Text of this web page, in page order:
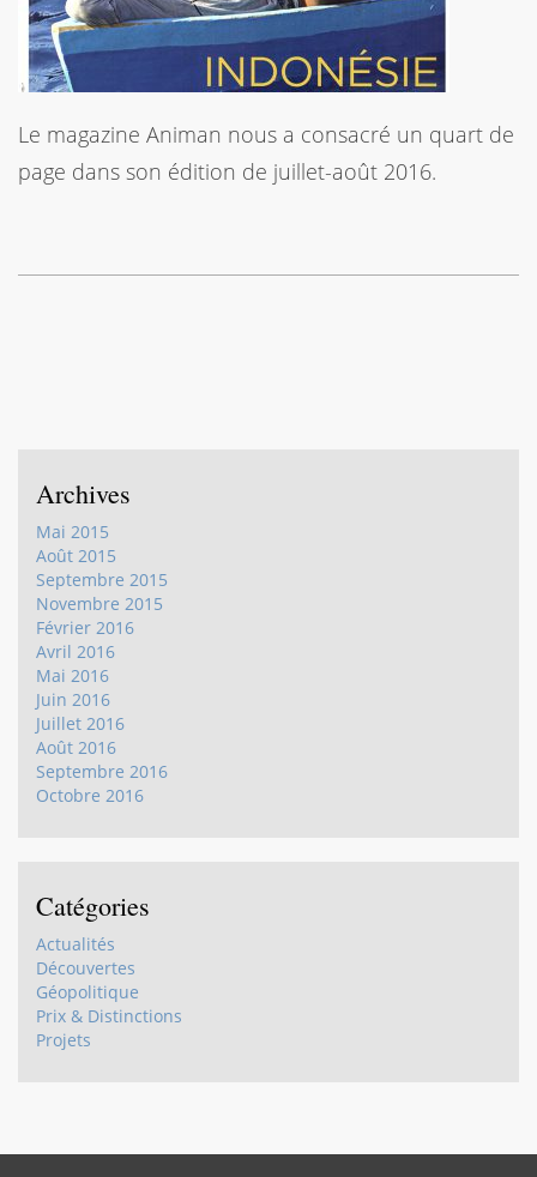
Le magazine Animan nous a consacré un quart de
page dans son édition de juillet-août 2016.
Archives
Mai 2015
Août 2015
Septembre 2015
Novembre 2015
Février 2016
Avril 2016
Mai 2016
Juin 2016
Juillet 2016
Août 2016
Septembre 2016
Octobre 2016
Catégories
Actualités
Découvertes
Géopolitique
Prix & Distinctions
Projets